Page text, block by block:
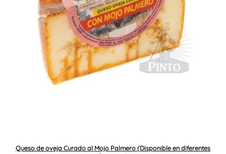
Queso de oveja Curado al Mojo Palmero (Disponible en diferentes